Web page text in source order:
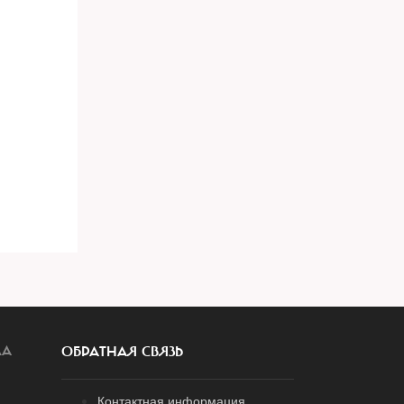
ОБРАТНАЯ СВЯЗЬ
Контактная информация